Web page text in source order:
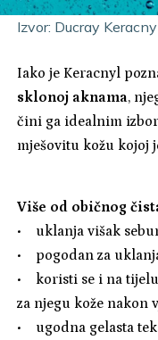
Izvor: Ducray
Iako je Keracnyl
sklonoj aknama,
čini ga idealnim
mješovitu kožu kojoj
Više od običnog
• uklanja višak
• pogodan za
• koristi se i na
za njegu kože nakon
• ugodna gelasta